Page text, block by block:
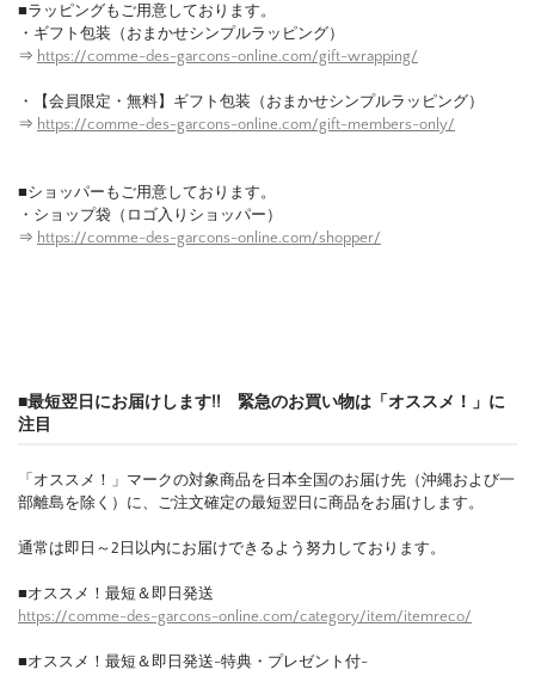
■ラッピングもご用意しております。
・ギフト包装（おまかせシンプルラッピング）
⇒ https://comme-des-garcons-online.com/gift-wrapping/
・【会員限定・無料】ギフト包装（おまかせシンプルラッピング）
⇒ https://comme-des-garcons-online.com/gift-members-only/
■ショッパーもご用意しております。
・ショップ袋（ロゴ入りショッパー）
⇒ https://comme-des-garcons-online.com/shopper/
■最短翌日にお届けします!! 緊急のお買い物は「オススメ！」に
注目
「オススメ！」マークの対象商品を日本全国のお届け先（沖縄および一
部離島を除く）に、ご注文確定の最短翌日に商品をお届けします。
通常は即日～2日以内にお届けできるよう努力しております。
■オススメ！最短＆即日発送
https://comme-des-garcons-online.com/category/item/itemreco/
■オススメ！最短＆即日発送-特典・プレゼント付-